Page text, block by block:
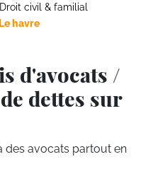
Droit civil & familial
Le havre
d'avocats /
dettes sur
des avocats partout en